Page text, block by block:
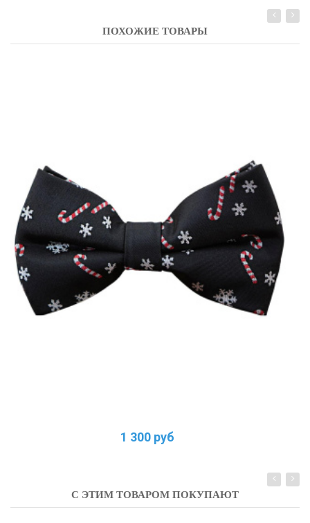
ПОХОЖИЕ ТОВАРЫ
1 300 руб
С ЭТИМ ТОВАРОМ ПОКУПАЮТ